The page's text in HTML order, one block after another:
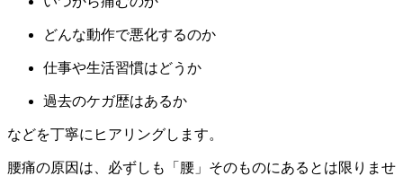
どんな動作で悪化するのか
仕事や生活習慣はどうか
過去のケガ歴はあるか
などを丁寧にヒアリングします。
腰痛の原因は、必ずしも「腰」そのものにあるとは限りませ